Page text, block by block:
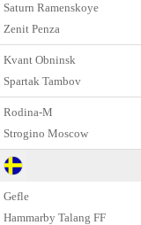
Saturn Ramenskoye
Zenit Penza
Kvant Obninsk
Spartak Tambov
Rodina-M
Strogino Moscow
Gefle
Hammarby Talang FF